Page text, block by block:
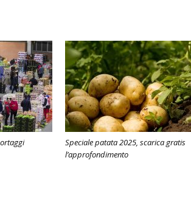
Speciale patata 2025, scarica gratis
l’approfondimento